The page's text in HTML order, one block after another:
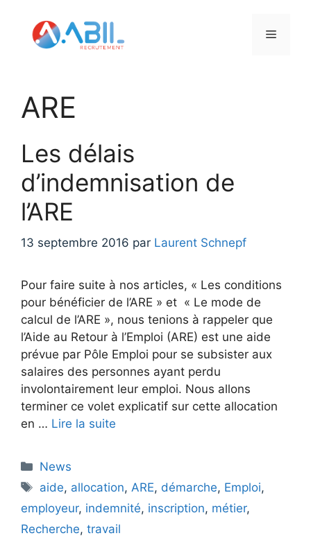
contenu
Menu
ARE
Les délais
d’indemnisation de
l’ARE
13 septembre 2016 par Laurent Schnepf
Pour faire suite à nos articles, « Les conditions
pour bénéficier de l’ARE » et « Le mode de
calcul de l’ARE », nous tenions à rappeler que
l’Aide au Retour à l’Emploi (ARE) est une aide
prévue par Pôle Emploi pour se subsister aux
salaires des personnes ayant perdu
involontairement leur emploi. Nous allons
terminer ce volet explicatif sur cette allocation
en … Lire la suite
Catégories
News
Étiquettes
aide, allocation, ARE, démarche, Emploi,
employeur, indemnité, inscription, métier,
Recherche, travail